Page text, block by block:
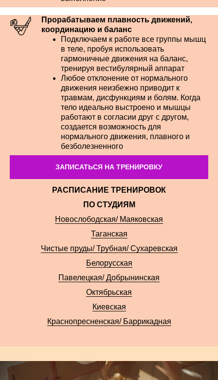
Прорабатываем плавность движений,
координацию и баланс
Подключаем к работе все группы мышц
в теле, пробуя использовать
гармоничные движения на баланс,
тренируя вестибулярный аппарат
Любое отклонение от нормального
движения неизбежно приводит к
травмам, дисфункциям и болям. Когда
тело идеально выстроено и мышцы
работают в согласии друг с другом,
создается возможность для
нормального движения, плавного и
безболезненного
ЗАПИСАТЬСЯ НА ТРЕНИРОВКУ
РАСПИСАНИЕ ТРЕНИРОВОК
ПО СТУДИЯМ
Новослободская/ Маяковская
Таганская
Чистые пруды/ Трубная/ Сухаревская
Белорусская
Павелецкая/ Добрынинская
Октябрьская
Киевская
Краснопресненская/ Баррикадная